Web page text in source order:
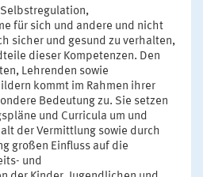
für sich und andere und nicht
sicher und gesund zu verhalten,
dieser Kompetenzen. Den
Lehrenden sowie
kommt im Rahmen ihrer
Bedeutung zu. Sie setzen
und Curricula um und
der Vermittlung sowie durch
großen Einfluss auf die
und